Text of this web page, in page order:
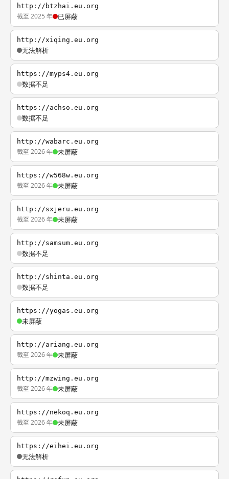
http://btzhai.eu.org
截至 2025 年 已屏蔽
http://xiqing.eu.org
无法解析
https://myps4.eu.org
数据不足
https://achso.eu.org
数据不足
http://wabarc.eu.org
截至 2026 年 未屏蔽
https://w568w.eu.org
截至 2026 年 未屏蔽
http://sxjeru.eu.org
截至 2026 年 未屏蔽
http://samsum.eu.org
数据不足
http://shinta.eu.org
数据不足
https://yogas.eu.org
未屏蔽
http://ariang.eu.org
截至 2026 年 未屏蔽
http://mzwing.eu.org
截至 2026 年 未屏蔽
https://nekoq.eu.org
截至 2026 年 未屏蔽
https://eihei.eu.org
无法解析